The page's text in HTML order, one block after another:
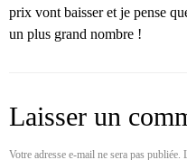
prix vont baisser et je pense
un plus grand nombre !
Laisser un
Votre adresse e-mail ne sera pas publiée.